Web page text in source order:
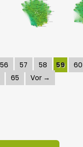
56 57 58 59
60
65 Vor →